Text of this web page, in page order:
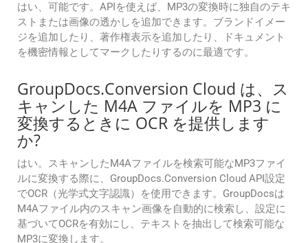
はい、可能です。APIを使えば、MP3の変換時に独自のテキ
ストまたは画像の透かしを追加できます。ブランドイメー
ジを追加したり、著作権表示を追加したり、ドキュメント
を機密情報としてマークしたりするのに最適です。
GroupDocs.Conversion Cloud は、ス
キャンした M4A ファイルを MP3 に
変換するときに OCR を提供します
か?
はい。スキャンしたM4Aファイルを検索可能なMP3ファイ
ルに変換する際に、GroupDocs.Conversion Cloud API設定
でOCR（光学式文字認識）を使用できます。GroupDocsは
M4Aファイル内のスキャン画像を自動的に検索し、設定に
基づいてOCRを有効にし、テキストを抽出して検索可能な
MP3に変換します。